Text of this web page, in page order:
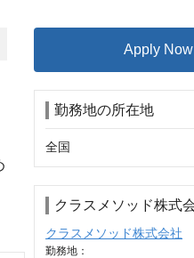
Apply Now
勤務地の所在地
全国
クラスメソッド株式
クラスメソッド株式会社
勤務地：